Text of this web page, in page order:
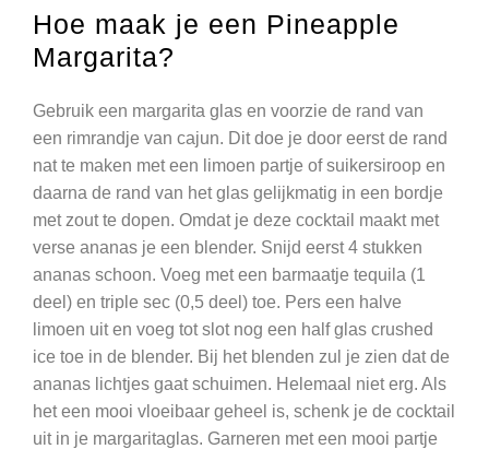
Hoe maak je een Pineapple
Margarita?
Gebruik een margarita glas en voorzie de rand van
een rimrandje van cajun. Dit doe je door eerst de rand
nat te maken met een limoen partje of suikersiroop en
daarna de rand van het glas gelijkmatig in een bordje
met zout te dopen. Omdat je deze cocktail maakt met
verse ananas je een blender. Snijd eerst 4 stukken
ananas schoon. Voeg met een barmaatje tequila (1
deel) en triple sec (0,5 deel) toe. Pers een halve
limoen uit en voeg tot slot nog een half glas crushed
ice toe in de blender. Bij het blenden zul je zien dat de
ananas lichtjes gaat schuimen. Helemaal niet erg. Als
het een mooi vloeibaar geheel is, schenk je de cocktail
uit in je margaritaglas. Garneren met een mooi partje